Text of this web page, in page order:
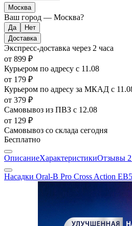
Москва
Ваш город — Москва?
Доставка
Экспресс-доставка через 2 часа
от 899 ₽
Курьером по адресу с 11.08
от 179 ₽
Курьером по адресу за МКАД с
от 379 ₽
Самовывоз из ПВЗ с 12.08
от 129 ₽
Самовывоз со склада сегодня
Бесплатно
ОписаниеХарактеристикиОтзывы
Насадки Oral-B Pro Cross Action